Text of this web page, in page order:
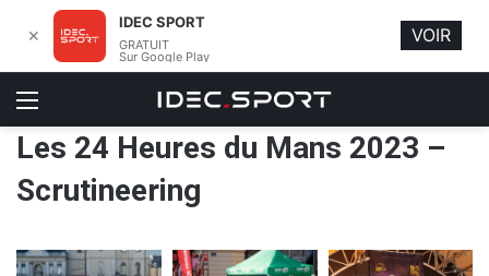
Menu
Les 24 Heures du Mans 2023 –
Scrutineering
✕
IDEC SPORT
GRATUIT
Sur Google Play
VOIR